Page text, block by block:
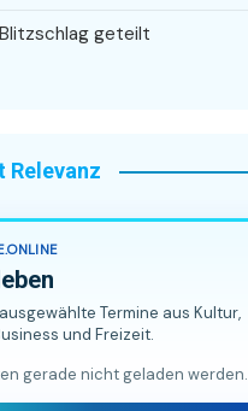
geteilt
Relevanz
Termine aus Kultur,
und Freizeit.
gerade nicht geladen werden.